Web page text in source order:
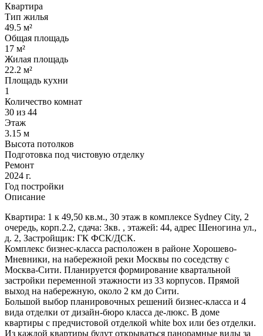
Квартира
Тип жилья
49.5 м²
Общая площадь
17 м²
Жилая площадь
22.2 м²
Площадь кухни
1
Количество комнат
30 из 44
Этаж
3.15 м
Высота потолков
Подготовка под чистовую отделку
Ремонт
2024 г.
Год постройки
Описание
Квартира: 1 к 49,50 кв.м., 30 этаж в комплексе Sydney City, 2
очередь, корп.2.2, сдача: 3кв. , этажей: 44, адрес Шеногина ул.,
д. 2, Застройщик: ГК ФСК/ДСК.
Комплекс бизнес-класса расположен в районе Хорошево-
Мневники, на набережной реки Москвы по соседству с
Москва-Сити. Планируется формирование квартальной
застройки переменной этажности из 33 корпусов. Прямой
выход на набережную, около 2 км до Сити.
Большой выбор планировочных решений бизнес-класса и 4
вида отделки от дизайн-бюро класса де-люкс. В доме
квартиры с предчистовой отделкой white box или без отделки.
Из каждой квартиры будут открываться панорамные виды за